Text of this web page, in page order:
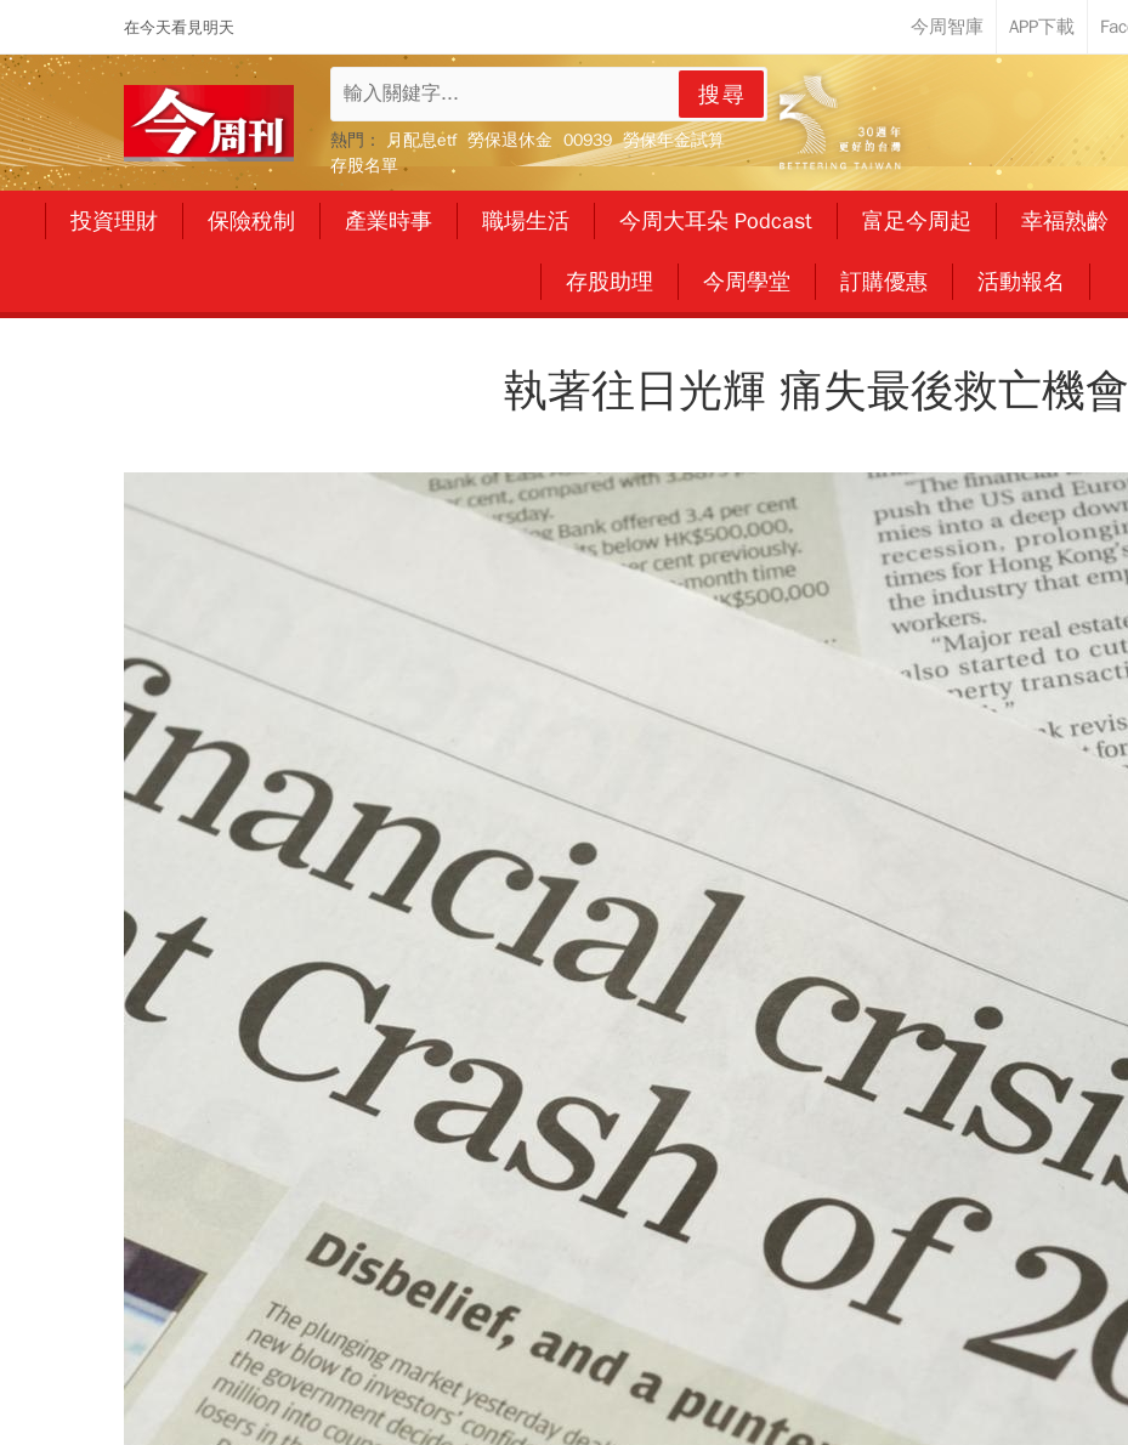
在今天看見明天
搜尋
熱門： 月配息etf 勞保退休金 00939 勞保年金試算
存股名單
投資理財 保險稅制 產業時事 職場生活 今周大耳朵 Podcast 富足今周起 幸福熟齡
存股助理 今周學堂 訂購優惠 活動報名
執著往日光輝 痛失最後救亡機會